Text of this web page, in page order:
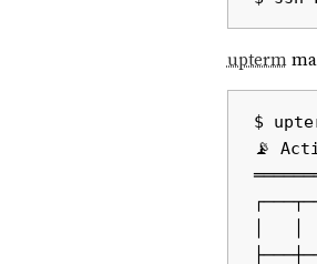
upterm
$
📡
│   │